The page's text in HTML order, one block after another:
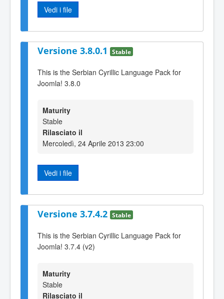
Vedi i file
Versione 3.8.0.1 Stable
This is the Serbian Cyrillic Language Pack for
Joomla! 3.8.0
Maturity
Stable
Rilasciato il
Mercoledì, 24 Aprile 2013 23:00
Vedi i file
Versione 3.7.4.2 Stable
This is the Serbian Cyrillic Language Pack for
Joomla! 3.7.4 (v2)
Maturity
Stable
Rilasciato il